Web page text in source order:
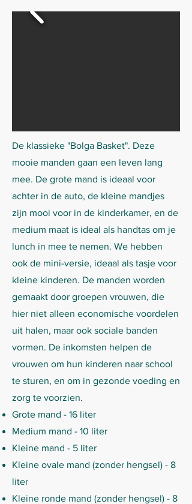
De klassieke "Bolga Basket". Deze
mooie manden gaan een leven lang
mee. De grote mand is ideaal voor
achter in de auto, de kleine mandjes
zijn mooi voor in de kinderkamer, en de
medium maat is ideal als handtas om je
lunch in mee te nemen. We hebben
ook de mini-versie, ideaal als tasje voor
kleine kinderen. De manden worden
gemaakt door groepen vrouwen, die
hier niet alleen economische voordelen
uit halen, maar ook sociale banden
vormen. De inkomsten helpen de
vrouwen om hun kinderen naar school
te sturen, en om in gezonde voeding en
zorg te voorzien.
Grote mand - 16 liter
Medium mand - 10 liter
Kleine mand - 5 liter
Kleine ovale mand (zonder hengsel) - 8
liter
Kleine ronde mand (zonder hengsel) - 8